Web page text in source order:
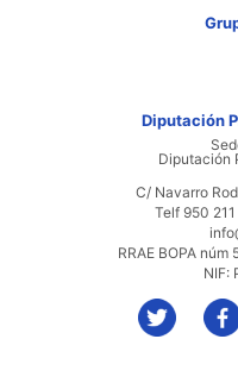
Diputación
Diputación
C/ Navarro
Telf 950
RRAE BOPA
NIF: